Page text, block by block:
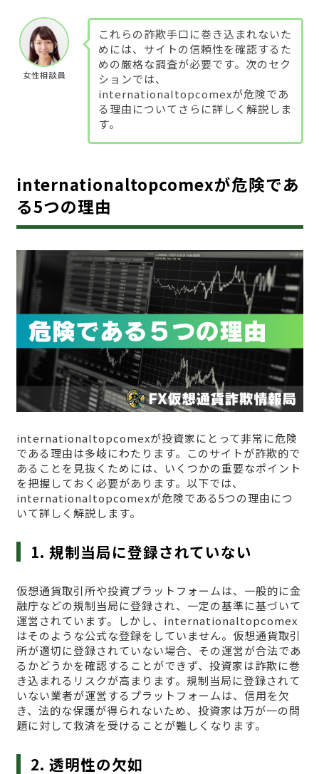
女性相談員
これらの詐欺手口に巻き込まれないた
めには、サイトの信頼性を確認するた
めの厳格な調査が必要です。次のセク
ションでは、
internationaltopcomexが危険であ
る理由についてさらに詳しく解説しま
す。
internationaltopcomexが危険であ
る5つの理由
internationaltopcomexが投資家にとって非常に危険
である理由は多岐にわたります。このサイトが詐欺的で
あることを見抜くためには、いくつかの重要なポイント
を把握しておく必要があります。以下では、
internationaltopcomexが危険である5つの理由につ
いて詳しく解説します。
1. 規制当局に登録されていない
仮想通貨取引所や投資プラットフォームは、一般的に金
融庁などの規制当局に登録され、一定の基準に基づいて
運営されています。しかし、internationaltopcomex
はそのような公式な登録をしていません。仮想通貨取引
所が適切に登録されていない場合、その運営が合法であ
るかどうかを確認することができず、投資家は詐欺に巻
き込まれるリスクが高まります。規制当局に登録されて
いない業者が運営するプラットフォームは、信用を欠
き、法的な保護が得られないため、投資家は万が一の問
題に対して救済を受けることが難しくなります。
2. 透明性の欠如